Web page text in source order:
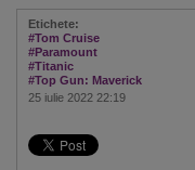
Etichete:
#Tom Cruise
#Paramount
#Titanic
#Top Gun: Maverick
25 iulie 2022 22:19